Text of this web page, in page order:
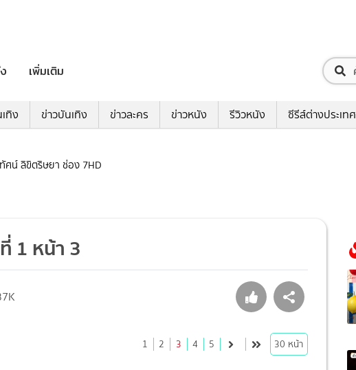
เพิ่มเติม
ทิง ข่าวบันเทิง ข่าวละคร ข่าวหนัง รีวิวหนัง ซีรีส์ต่างประเทศ
ศน์ ลิขิตริษยา ช่อง 7HD
1 หน้า 3
1 2 3 4 5 30 หน้า